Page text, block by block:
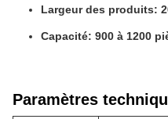
Largeur des produits:
Capacité: 900 à 1200
Paramètres